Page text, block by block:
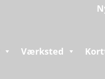
Værksted